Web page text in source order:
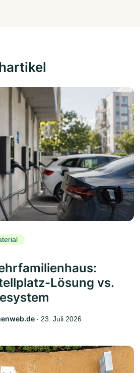
Lösung vs.
‧ 23. Juli 2026